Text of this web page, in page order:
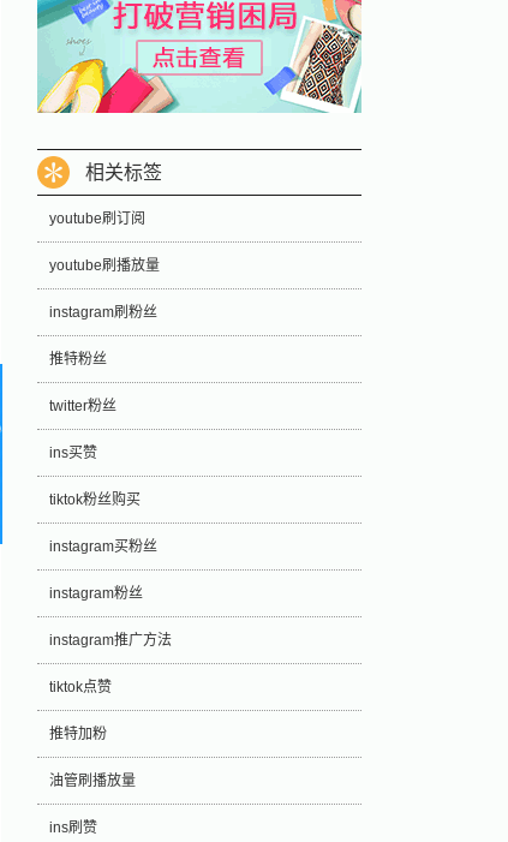
相关标签
youtube刷订阅
youtube刷播放量
instagram刷粉丝
推特粉丝
twitter粉丝
ins买赞
tiktok粉丝购买
instagram买粉丝
instagram粉丝
instagram推广方法
tiktok点赞
推特加粉
油管刷播放量
ins刷赞